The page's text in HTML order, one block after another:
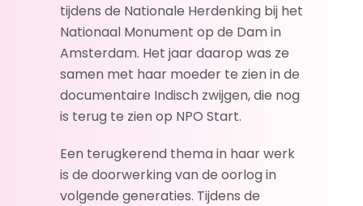
tijdens de Nationale Herdenking bij het
Nationaal Monument op de Dam in
Amsterdam. Het jaar daarop was ze
samen met haar moeder te zien in de
documentaire Indisch zwijgen, die nog
is terug te zien op NPO Start.
Een terugkerend thema in haar werk
is de doorwerking van de oorlog in
volgende generaties. Tijdens de